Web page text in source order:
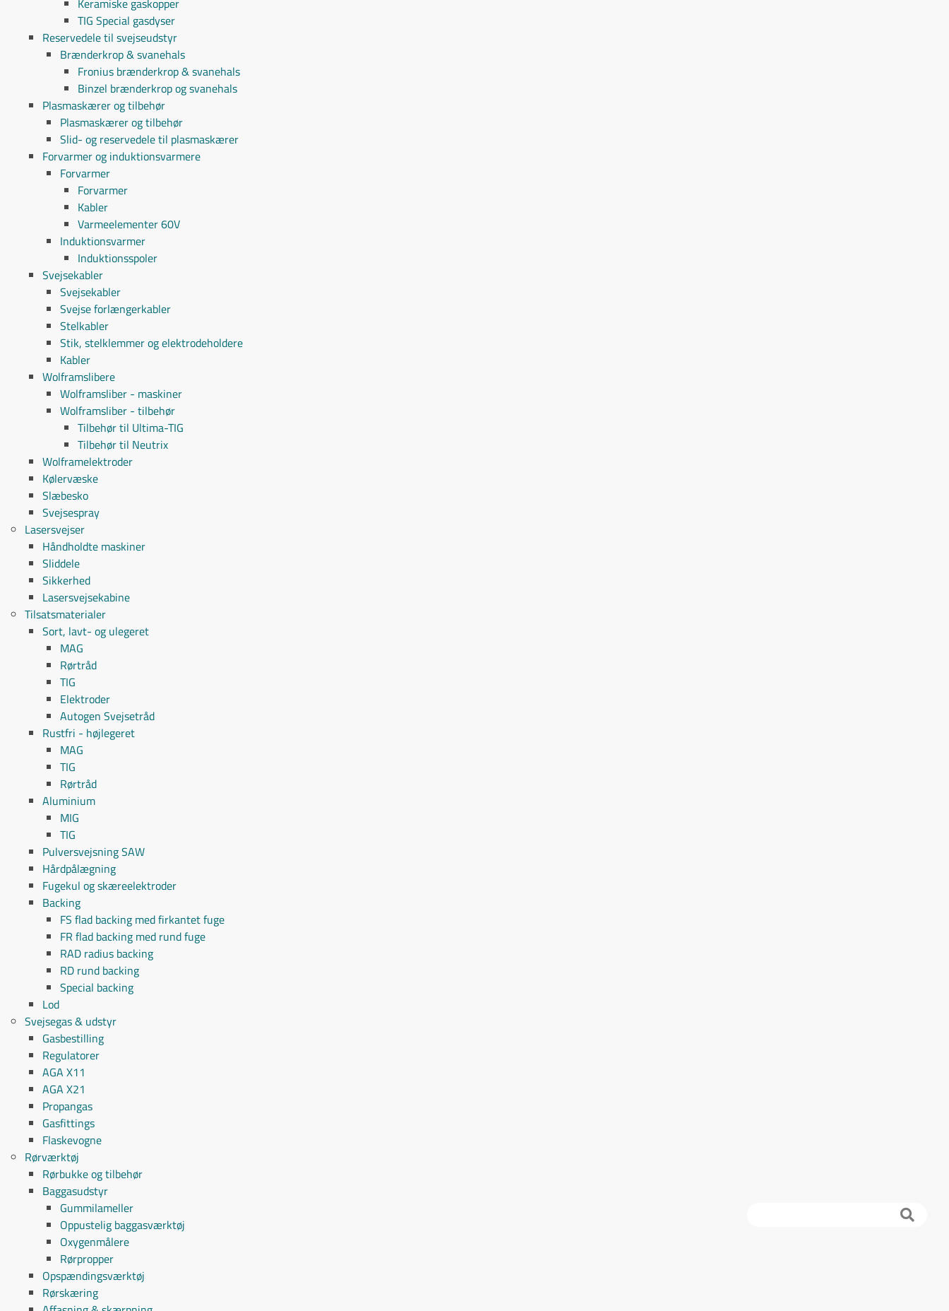
Keramiske gaskopper
TIG Special gasdyser
Reservedele til svejseudstyr
Brænderkrop & svanehals
Fronius brænderkrop & svanehals
Binzel brænderkrop og svanehals
Plasmaskærer og tilbehør
Plasmaskærer og tilbehør
Slid- og reservedele til plasmaskærer
Forvarmer og induktionsvarmere
Forvarmer
Forvarmer
Kabler
Varmeelementer 60V
Induktionsvarmer
Induktionsspoler
Svejsekabler
Svejsekabler
Svejse forlængerkabler
Stelkabler
Stik, stelklemmer og elektrodeholdere
Kabler
Wolframslibere
Wolframsliber - maskiner
Wolframsliber - tilbehør
Tilbehør til Ultima-TIG
Tilbehør til Neutrix
Wolframelektroder
Kølervæske
Slæbesko
Svejsespray
Lasersvejser
Håndholdte maskiner
Sliddele
Sikkerhed
Lasersvejsekabine
Tilsatsmaterialer
Sort, lavt- og ulegeret
MAG
Rørtråd
TIG
Elektroder
Autogen Svejsetråd
Rustfri - højlegeret
MAG
TIG
Rørtråd
Aluminium
MIG
TIG
Pulversvejsning SAW
Hårdpålægning
Fugekul og skæreelektroder
Backing
FS flad backing med firkantet fuge
FR flad backing med rund fuge
RAD radius backing
RD rund backing
Special backing
Lod
Svejsegas & udstyr
Gasbestilling
Regulatorer
AGA X11
AGA X21
Propangas
Gasfittings
Flaskevogne
Rørværktøj
Rørbukke og tilbehør
Baggasudstyr
Gummilameller
Oppustelig baggasværktøj
Oxygenmålere
Rørpropper
Opspændingsværktøj
Rørskæring